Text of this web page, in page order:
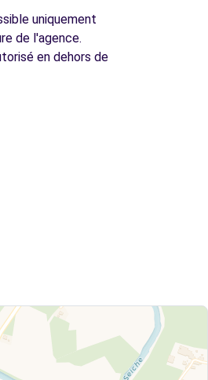
uniquement
de l'agence.
en dehors de